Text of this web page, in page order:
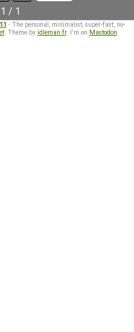
/ 1
- The personal, minimalist, super-fast, no-
. Theme by idleman.fr. I'm on Mastodon.